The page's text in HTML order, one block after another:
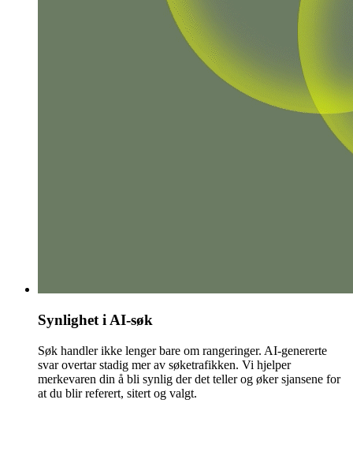
Synlighet i AI-søk
Søk handler ikke lenger bare om rangeringer. AI-genererte
svar overtar stadig mer av søketrafikken. Vi hjelper
merkevaren din å bli synlig der det teller og øker sjansene for
at du blir referert, sitert og valgt.